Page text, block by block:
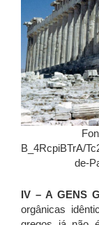
B_4RcpiBTrA/
de-
IV – A GENS
orgânicas